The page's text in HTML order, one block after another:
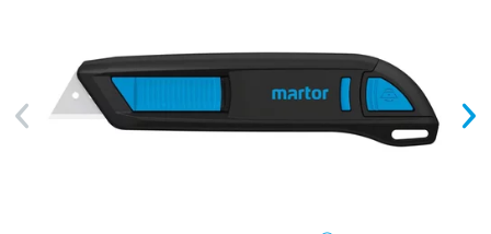
Previous Next